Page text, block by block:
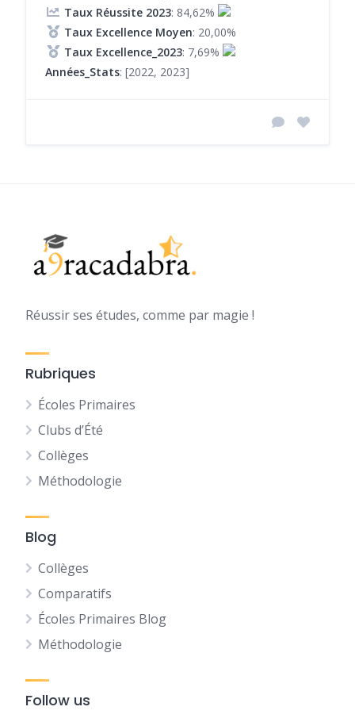
Taux Réussite 2023: 84,62%
Taux Excellence Moyen: 20,00%
Taux Excellence_2023: 7,69%
Années_Stats: [2022, 2023]
Réussir ses études, comme par magie !
Rubriques
Écoles Primaires
Clubs d’Été
Collèges
Méthodologie
Blog
Collèges
Comparatifs
Écoles Primaires Blog
Méthodologie
Follow us